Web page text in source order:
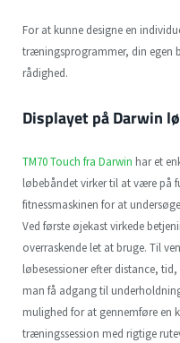
For at kunne designe en
træningsprogrammer, din egen
rådighed.
Displayet på Darwin
TM70 Touch fra Darwin har et
løbebåndet virker til at være på
fitnessmaskinen for at
Ved første øjekast virkede
overraskende let at bruge. Til
løbesessioner efter distance,
man få adgang til
mulighed for at gennemføre en
træningssession med rigtige